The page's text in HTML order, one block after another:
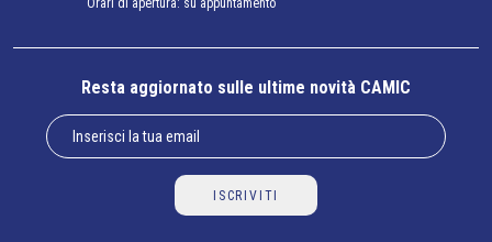
Orari di apertura: su appuntamento
Resta aggiornato sulle ultime novità CAMIC
ISCRIVITI